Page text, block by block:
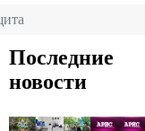
Последние
новости